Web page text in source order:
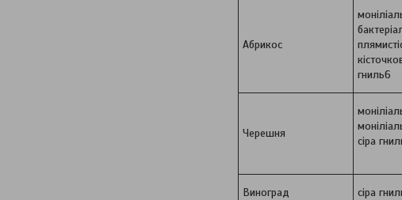
Абрикос
гниль6
Черешня
сіра
Виноград сіра